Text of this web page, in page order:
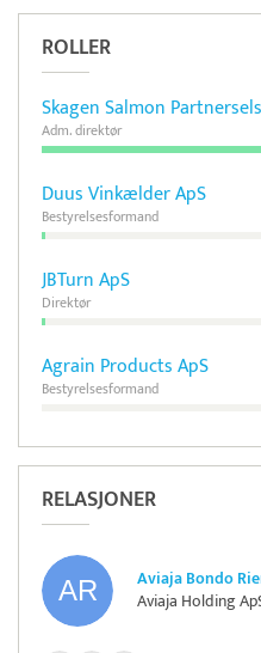
ROLLER
Skagen Salmon
Adm. direktør
Duus Vinkælder ApS
Bestyrelsesformand
JBTurn ApS
Direktør
Agrain Products ApS
Bestyrelsesformand
RELASJONER
Aviaja Bondo
Aviaja Holding